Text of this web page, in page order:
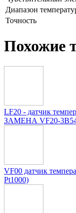
Диапазон
Точность
Похожие
LF20 - датчик
ЗАМЕНА VF20-
VF00 датчик
Pt1000)